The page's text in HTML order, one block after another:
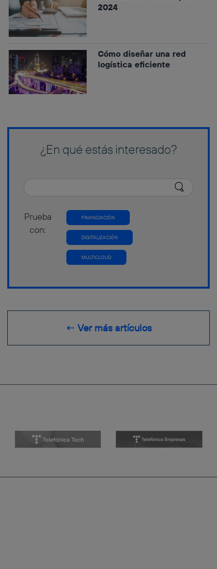
2024
Cómo diseñar una red
logística eficiente
¿En qué estás interesado?
Prueba
con:
FINANCIACIÓN
DIGITALIZACIÓN
MULTICLOUD
← Ver más artículos